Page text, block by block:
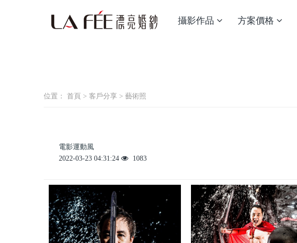
攝影作品 方案價格
位置： 首頁 > 客戶分享 > 藝術照
電影運動風
2022-03-23 04:31:24 1083